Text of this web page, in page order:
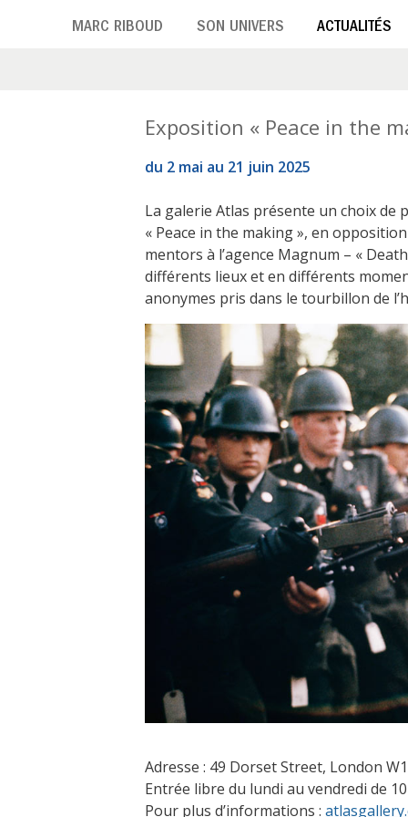
MARC RIBOUD SON UNIVERS ACTUALITÉS
Exposition « Peace in the
du 2 mai au 21 juin 2025
La galerie Atlas présente un choix de
« Peace in the making », en
mentors à l’agence Magnum – «
différents lieux et en différents
anonymes pris dans le tourbillon de
Adresse : 49 Dorset Street, London
Entrée libre du lundi au vendredi de
Pour plus d’informations :